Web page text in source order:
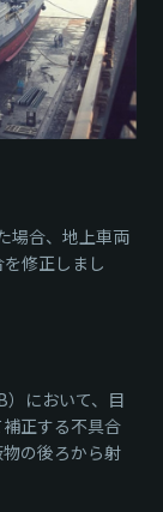
場合、地上車両
修正しまし
において、目
正する不具合
の後ろから射